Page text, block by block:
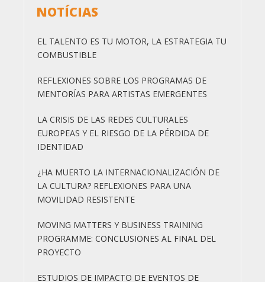
NOTÍCIAS
EL TALENTO ES TU MOTOR, LA ESTRATEGIA TU
COMBUSTIBLE
REFLEXIONES SOBRE LOS PROGRAMAS DE
MENTORÍAS PARA ARTISTAS EMERGENTES
LA CRISIS DE LAS REDES CULTURALES
EUROPEAS Y EL RIESGO DE LA PÉRDIDA DE
IDENTIDAD
¿HA MUERTO LA INTERNACIONALIZACIÓN DE
LA CULTURA? REFLEXIONES PARA UNA
MOVILIDAD RESISTENTE
MOVING MATTERS Y BUSINESS TRAINING
PROGRAMME: CONCLUSIONES AL FINAL DEL
PROYECTO
ESTUDIOS DE IMPACTO DE EVENTOS DE